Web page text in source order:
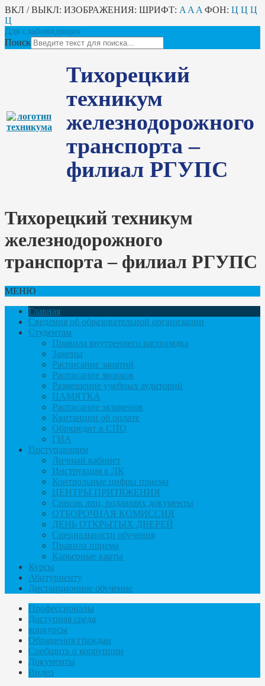
ВКЛ / ВЫКЛ: ИЗОБРАЖЕНИЯ: ШРИФТ: A A A ФОН: Ц Ц Ц
Ц
Для слабовидящих
Поиск
Тихорецкий
техникум
железнодорожного
транспорта –
филиал РГУПС
Тихорецкий техникум
железнодорожного
транспорта – филиал РГУПС
МЕНЮ
Главная
Сведения об образовательной организации
Студентам
Правила внутреннего распорядка
Замены
Расписание занятий
Расписание звонков
Размещение учебных аудиторий
ПАМЯТКА
Расписание экзаменов
Квитанции об оплате
Обркредит в СПО
ГИА
Поступающим
Личный кабинет
Инструкция к ЛК
Контрольные цифры приема
ЦЕНТРЫ ПРИТЯЖЕНИЯ
Список лиц, подавших документы
ОТБОРОЧНАЯ КОМИССИЯ
ДЕНЬ ОТКРЫТЫХ ДВЕРЕЙ
Специальности обучения
Правила приема
Карьерные карты
Курсы
Абитуриенту
Дистанционное обучение
Профессионалы
Доступная среда
конкурсы
Обращения граждан
Сообщить о коррупции
Документы
Видео